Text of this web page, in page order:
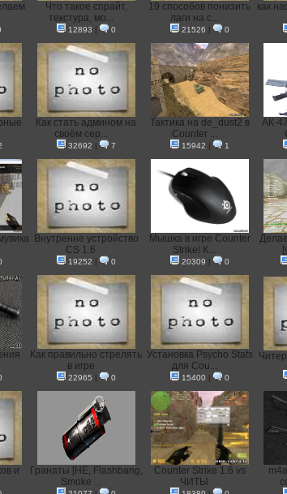
Что такое спрайт,
текстура, мо...
12893 | 0
19 способов понизить
лаги на с...
21526 | 0
как
Как стать админом на
своём сер...
32692 | 7
Тактика на de_dust2 в
Counter ...
15942 | 1
АК-
Внутренне устройство
CS 1.6
19252 | 0
Мышка в игре Counter
Strike! К...
20309 | 0
Как правильно стрелять
в игре
22965 | 0
Установка Psycho Stats
для Cou...
15400 | 0
и
Гранаты [HE, Flashbang,
Smoke ...
Counter Strike 1.6 vs
ЧИТЫ